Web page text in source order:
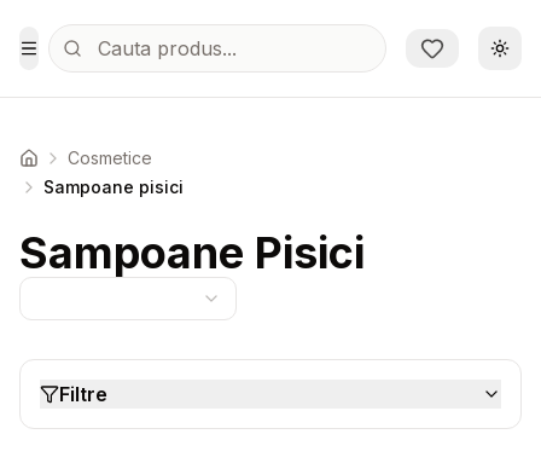
Sari la conținutul principal
Toggle Menu
Acasa Cosmetice
Sampoane pisici
Sampoane Pisici
Filtre